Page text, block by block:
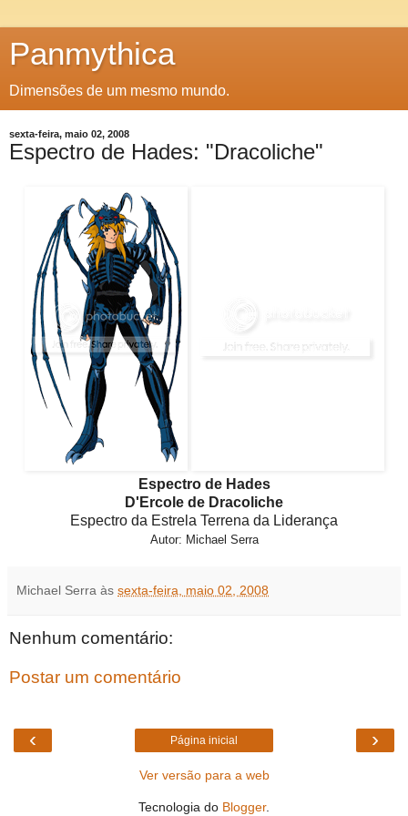
Panmythica
Dimensões de um mesmo mundo.
sexta-feira, maio 02, 2008
Espectro de Hades: "Dracoliche"
Espectro de Hades
D'Ercole de Dracoliche
Espectro da Estrela Terrena da Liderança
Autor: Michael Serra
Michael Serra às sexta-feira, maio 02, 2008
Nenhum comentário:
Postar um comentário
‹ ›
Página inicial
Ver versão para a web
Tecnologia do Blogger.